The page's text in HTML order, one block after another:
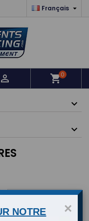
Français 
 shopping_cart0
FILTRER
×
NOTRE